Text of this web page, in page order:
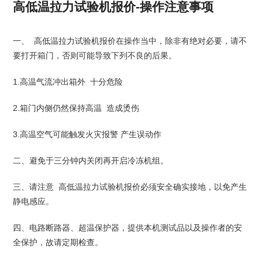
高低温拉力试验机报价-操作注意事项
一、 高低温拉力试验机报价在操作当中，除非有绝对必要，请不
要打开箱门，否则可能导致下列不良的后果。
1.高温气流冲出箱外 十分危险
2.箱门内侧仍然保持高温 造成烫伤
3.高温空气可能触发火灾报警 产生误动作
二、避免于三分钟内关闭再开启冷冻机组。
三、请注意 高低温拉力试验机报价必须安全确实接地，以免产生
静电感应。
四、电路断路器、超温保护器，提供本机测试品以及操作者的安
全保护，故请定期检查。